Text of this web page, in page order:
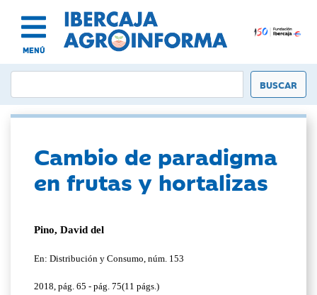
MENÚ
Cambio de paradigma
en frutas y hortalizas
Pino, David del
En: Distribución y Consumo, núm. 153
2018, pág. 65 - pág. 75(11 págs.)